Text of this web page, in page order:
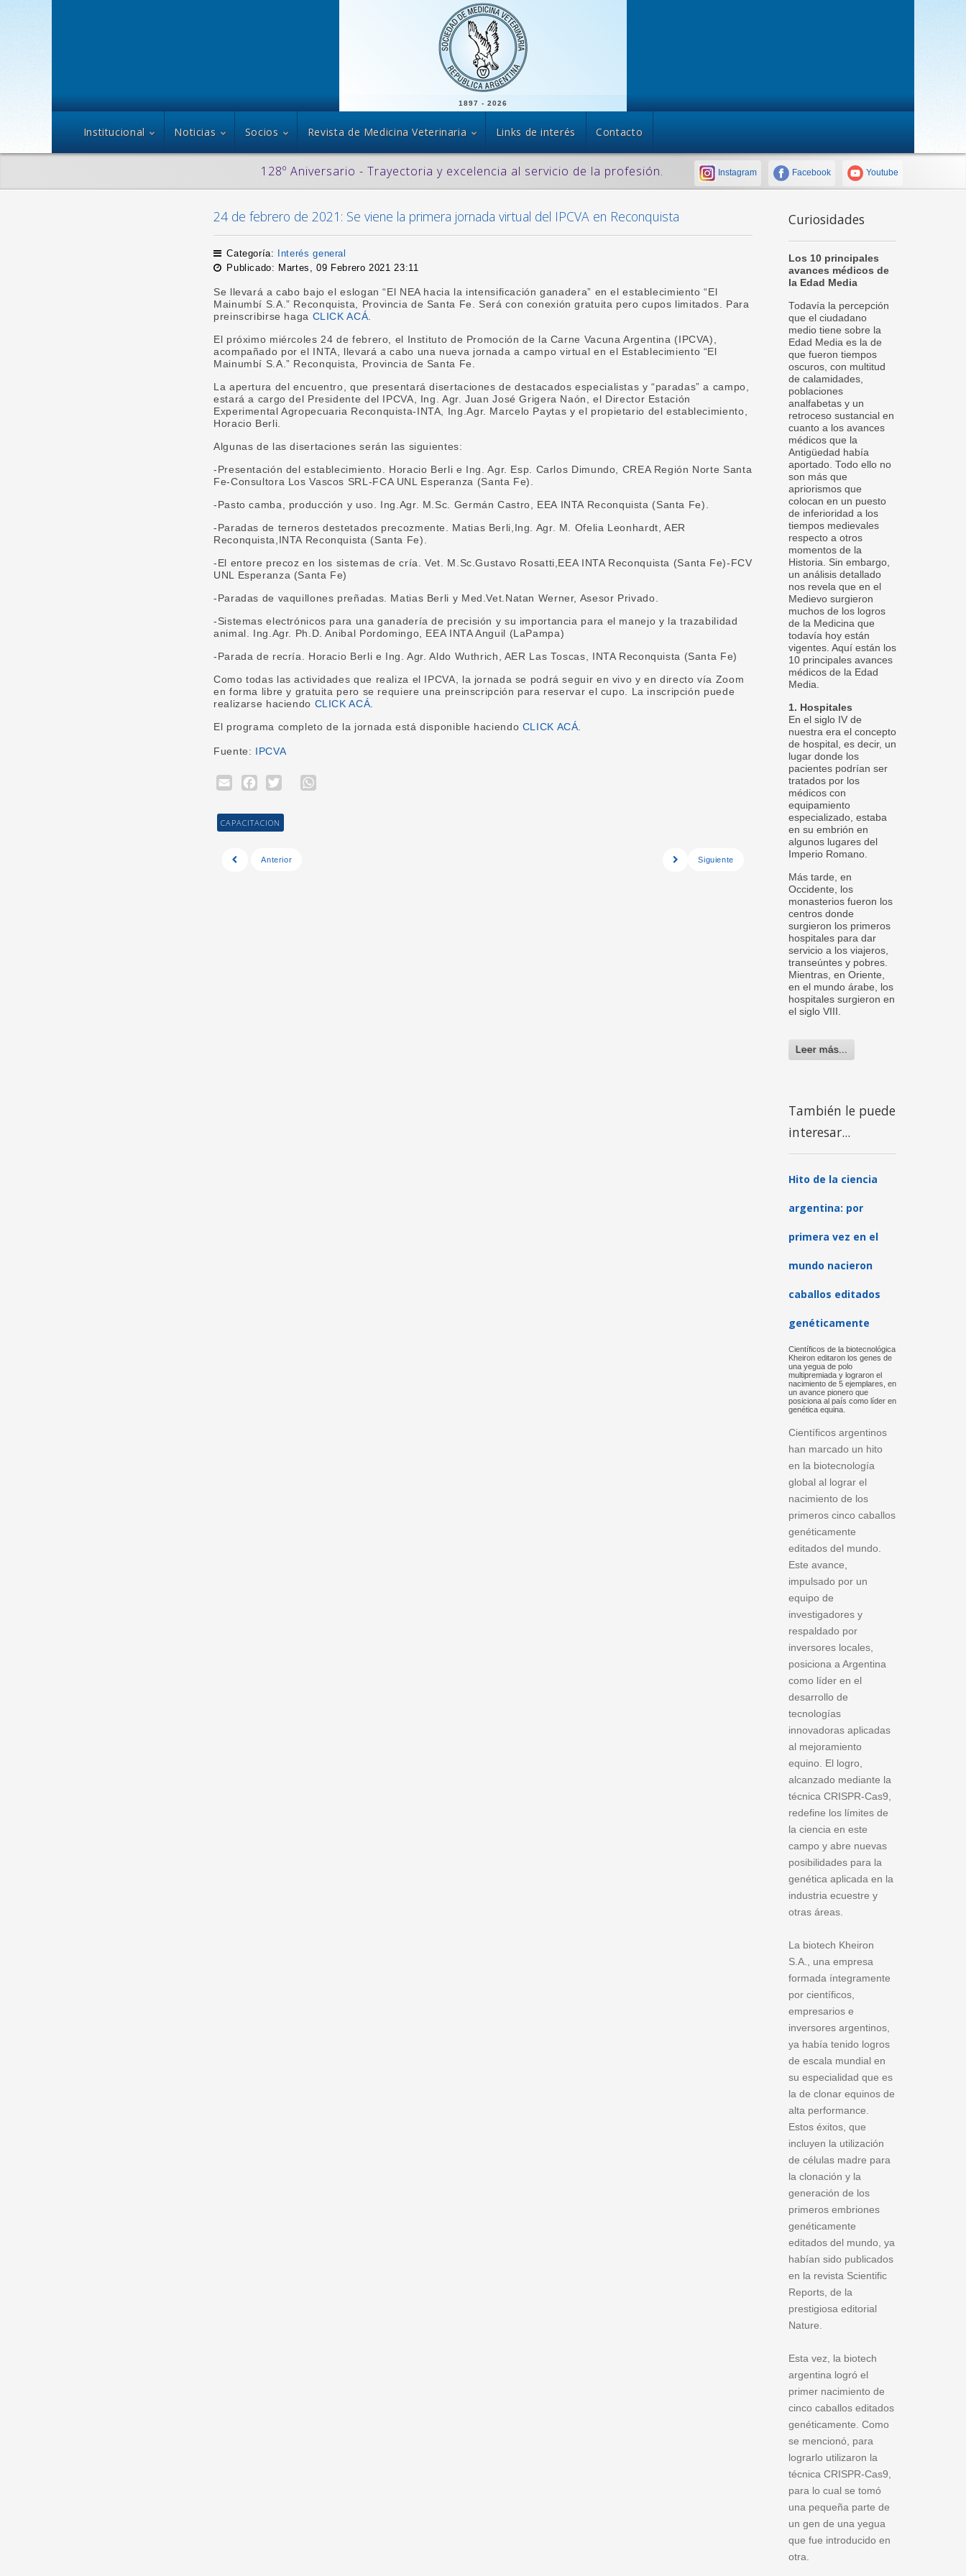
1897 - 2026
Institucional Noticias Socios Revista de Medicina Veterinaria Links de interés Contacto
128º Aniversario - Trayectoria y excelencia al servicio de la profesión. Instagram Facebook Youtube
24 de febrero de 2021: Se viene la primera jornada virtual del IPCVA en Reconquista
Categoría:
Interés general
Publicado: Martes, 09 Febrero 2021 23:11
Se llevará a cabo bajo el eslogan “El NEA hacia la intensificación ganadera” en el establecimiento “El
Mainumbí S.A.” Reconquista, Provincia de Santa Fe. Será con conexión gratuita pero cupos limitados. Para
preinscribirse haga CLICK ACÁ.
El próximo miércoles 24 de febrero, el Instituto de Promoción de la Carne Vacuna Argentina (IPCVA),
acompañado por el INTA, llevará a cabo una nueva jornada a campo virtual en el Establecimiento “El
Mainumbí S.A.” Reconquista, Provincia de Santa Fe.
La apertura del encuentro, que presentará disertaciones de destacados especialistas y “paradas” a campo,
estará a cargo del Presidente del IPCVA, Ing. Agr. Juan José Grigera Naón, el Director Estación
Experimental Agropecuaria Reconquista-INTA, Ing.Agr. Marcelo Paytas y el propietario del establecimiento,
Horacio Berli.
Algunas de las disertaciones serán las siguientes:
-Presentación del establecimiento. Horacio Berli e Ing. Agr. Esp. Carlos Dimundo, CREA Región Norte Santa
Fe-Consultora Los Vascos SRL-FCA UNL Esperanza (Santa Fe).
-Pasto camba, producción y uso. Ing.Agr. M.Sc. Germán Castro, EEA INTA Reconquista (Santa Fe).
-Paradas de terneros destetados precozmente. Matias Berli,Ing. Agr. M. Ofelia Leonhardt, AER
Reconquista,INTA Reconquista (Santa Fe).
-El entore precoz en los sistemas de cría. Vet. M.Sc.Gustavo Rosatti,EEA INTA Reconquista (Santa Fe)-FCV
UNL Esperanza (Santa Fe)
-Paradas de vaquillones preñadas. Matias Berli y Med.Vet.Natan Werner, Asesor Privado.
-Sistemas electrónicos para una ganadería de precisión y su importancia para el manejo y la trazabilidad
animal. Ing.Agr. Ph.D. Anibal Pordomingo, EEA INTA Anguil (LaPampa)
-Parada de recría. Horacio Berli e Ing. Agr. Aldo Wuthrich, AER Las Toscas, INTA Reconquista (Santa Fe)
Como todas las actividades que realiza el IPCVA, la jornada se podrá seguir en vivo y en directo vía Zoom
en forma libre y gratuita pero se requiere una preinscripción para reservar el cupo. La inscripción puede
realizarse haciendo CLICK ACÁ.
El programa completo de la jornada está disponible haciendo CLICK ACÁ.
Fuente: IPCVA
Email
Facebook
Twitter
WhatsApp
CAPACITACION
Anterior Siguiente
Curiosidades
Los 10 principales
avances médicos de
la Edad Media
Todavía la percepción
que el ciudadano
medio tiene sobre la
Edad Media es la de
que fueron tiempos
oscuros, con multitud
de calamidades,
poblaciones
analfabetas y un
retroceso sustancial en
cuanto a los avances
médicos que la
Antigüedad había
aportado. Todo ello no
son más que
apriorismos que
colocan en un puesto
de inferioridad a los
tiempos medievales
respecto a otros
momentos de la
Historia. Sin embargo,
un análisis detallado
nos revela que en el
Medievo surgieron
muchos de los logros
de la Medicina que
todavía hoy están
vigentes. Aquí están los
10 principales avances
médicos de la Edad
Media.
1. Hospitales
En el siglo IV de
nuestra era el concepto
de hospital, es decir, un
lugar donde los
pacientes podrían ser
tratados por los
médicos con
equipamiento
especializado, estaba
en su embrión en
algunos lugares del
Imperio Romano.
Más tarde, en
Occidente, los
monasterios fueron los
centros donde
surgieron los primeros
hospitales para dar
servicio a los viajeros,
transeúntes y pobres.
Mientras, en Oriente,
en el mundo árabe, los
hospitales surgieron en
el siglo VIII.
Leer más...
También le puede
interesar...
Hito de la ciencia
argentina: por
primera vez en el
mundo nacieron
caballos editados
genéticamente
Científicos de la biotecnológica
Kheiron editaron los genes de
una yegua de polo
multipremiada y lograron el
nacimiento de 5 ejemplares, en
un avance pionero que
posiciona al país como líder en
genética equina.
Científicos argentinos
han marcado un hito
en la biotecnología
global al lograr el
nacimiento de los
primeros cinco caballos
genéticamente
editados del mundo.
Este avance,
impulsado por un
equipo de
investigadores y
respaldado por
inversores locales,
posiciona a Argentina
como líder en el
desarrollo de
tecnologías
innovadoras aplicadas
al mejoramiento
equino. El logro,
alcanzado mediante la
técnica CRISPR-Cas9,
redefine los límites de
la ciencia en este
campo y abre nuevas
posibilidades para la
genética aplicada en la
industria ecuestre y
otras áreas.
La biotech Kheiron
S.A., una empresa
formada íntegramente
por científicos,
empresarios e
inversores argentinos,
ya había tenido logros
de escala mundial en
su especialidad que es
la de clonar equinos de
alta performance.
Estos éxitos, que
incluyen la utilización
de células madre para
la clonación y la
generación de los
primeros embriones
genéticamente
editados del mundo, ya
habían sido publicados
en la revista Scientific
Reports, de la
prestigiosa editorial
Nature.
Esta vez, la biotech
argentina logró el
primer nacimiento de
cinco caballos editados
genéticamente. Como
se mencionó, para
lograrlo utilizaron la
técnica CRISPR-Cas9,
para lo cual se tomó
una pequeña parte de
un gen de una yegua
que fue introducido en
otra.